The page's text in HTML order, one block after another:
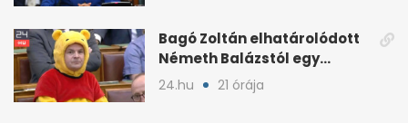
Bagó Zoltán elhatárolódott
Németh Balázstól egy
kalocsai poszt miatt
24.hu 21 órája